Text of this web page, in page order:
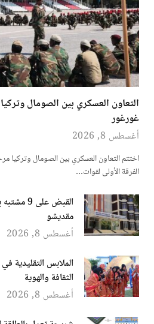
التعاون العسكري بين الصومال
غورغور
أغسطس 8, 2026
الفرقة الأولى لقوات…
القبض
مقديشو
أغسطس 8, 2026
الملابس التقليدية
الثقافة والهوية
أغسطس 8, 2026